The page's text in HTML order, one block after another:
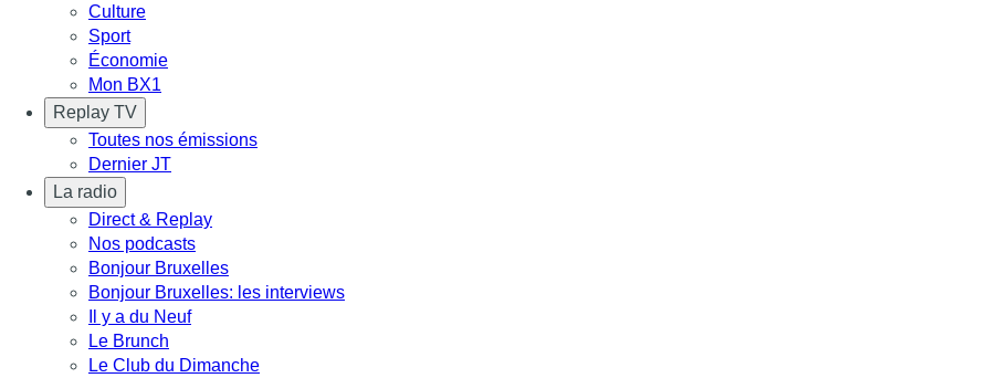
Culture
Sport
Économie
Mon BX1
Replay TV
Toutes nos émissions
Dernier JT
La radio
Direct & Replay
Nos podcasts
Bonjour Bruxelles
Bonjour Bruxelles: les interviews
Il y a du Neuf
Le Brunch
Le Club du Dimanche